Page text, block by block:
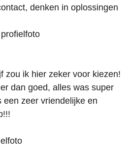
denken in oplossingen
zou ik hier zeker voor kiezen!
dan goed, alles was super
een zeer vriendelijke en